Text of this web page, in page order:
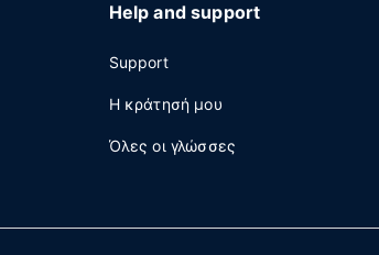
Help and support
Support
Η κράτησή μου
Όλες οι γλώσσες